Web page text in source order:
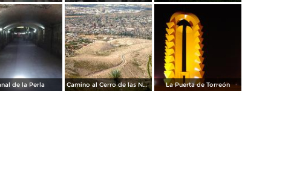
de la Perla Camino al Cerro de las Noas La Puerta de Torreón